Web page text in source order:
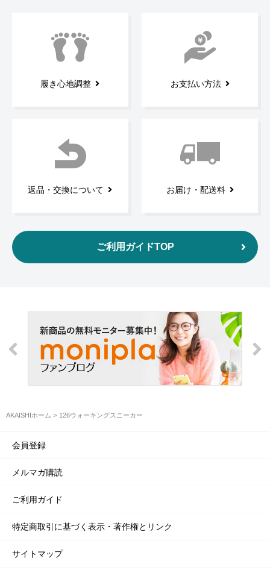
履き心地調整 お支払い方法
返品・交換について お届け・配送料
ご利用ガイドTOP
AKAISHIホーム 126ウォーキングスニーカー
会員登録
メルマガ購読
ご利用ガイド
特定商取引に基づく表示・著作権とリンク
サイトマップ